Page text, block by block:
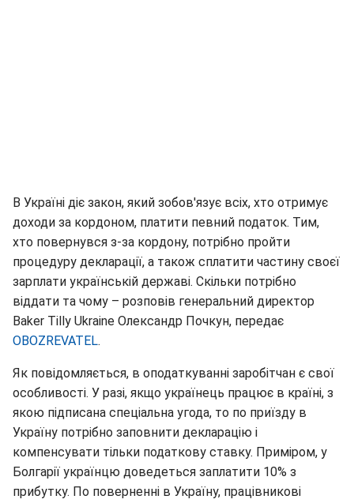
В Україні діє закон, який зобов'язує всіх, хто отримує
доходи за кордоном, платити певний податок. Тим,
хто повернувся з-за кордону, потрібно пройти
процедуру декларації, а також сплатити частину своєї
зарплати українській державі. Скільки потрібно
віддати та чому – розповів генеральний директор
Baker Tilly Ukraine Олександр Почкун, передає
OBOZREVATEL.
Як повідомляється, в оподаткуванні заробітчан є свої
особливості. У разі, якщо українець працює в країні, з
якою підписана спеціальна угода, то по приїзду в
Україну потрібно заповнити декларацію і
компенсувати тільки податкову ставку. Приміром, у
Болгарії українцю доведеться заплатити 10% з
прибутку. По поверненні в Україну, працівникові